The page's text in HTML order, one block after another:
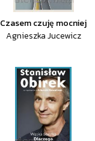
Czasem czuję mocniej
Agnieszka Jucewicz